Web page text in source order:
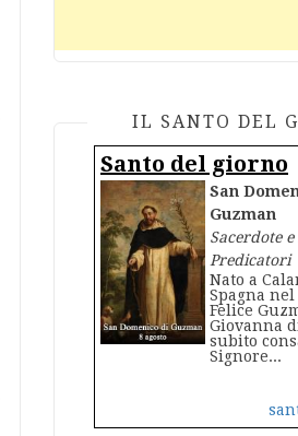
IL SANTO DEL
Santo del giorno
San
Guzman
Sacerdote
Predicatori
Nato a
Spagna nel
Felice
Giovanna
subito
Signore...